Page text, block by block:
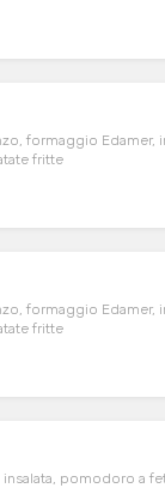
formaggio
fritte
formaggio
fritte
pomodoro a